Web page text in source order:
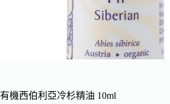
有機西伯利亞冷杉精油 10ml